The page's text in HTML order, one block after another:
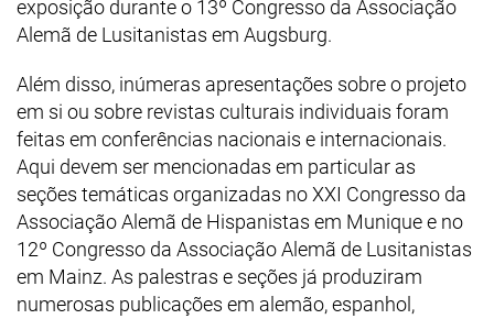
exposição durante o 13º Congresso da Associação
Alemã de Lusitanistas em Augsburg.
Além disso, inúmeras apresentações sobre o projeto
em si ou sobre revistas culturais individuais foram
feitas em conferências nacionais e internacionais.
Aqui devem ser mencionadas em particular as
seções temáticas organizadas no XXI Congresso da
Associação Alemã de Hispanistas em Munique e no
12º Congresso da Associação Alemã de Lusitanistas
em Mainz. As palestras e seções já produziram
numerosas publicações em alemão, espanhol,